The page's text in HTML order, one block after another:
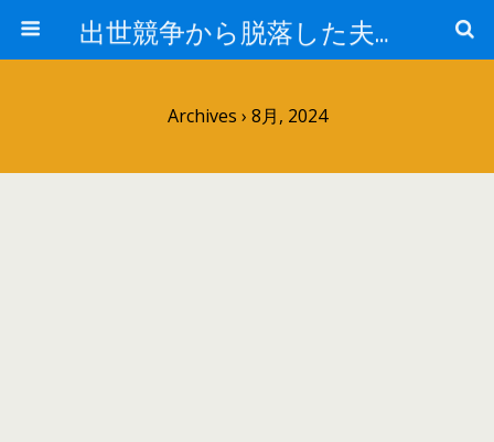
出世競争から脱落した夫と妻の日常
Archives › 8月, 2024